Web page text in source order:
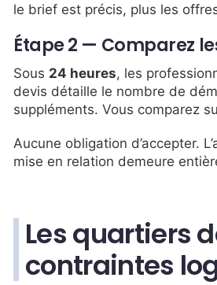
le brief est précis, plus les
Étape 2 — Comparez
Sous 24 heures, les
devis détaille le nombre de
suppléments. Vous comparez
Aucune obligation d’accepter.
mise en relation demeure
Les quartiers
contraintes